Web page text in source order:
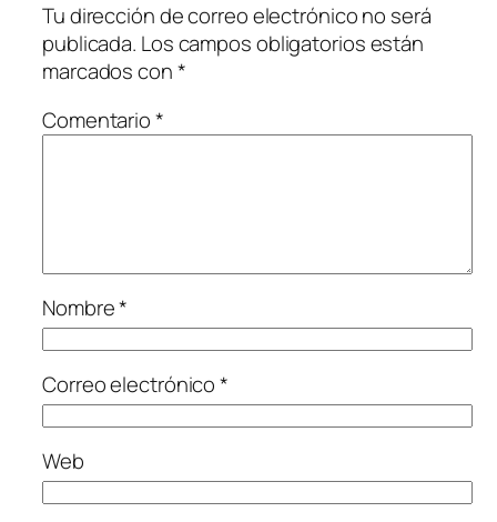
Tu dirección de correo electrónico no será
publicada. Los campos obligatorios están
marcados con*
Comentario*
Nombre*
Correo electrónico*
Web